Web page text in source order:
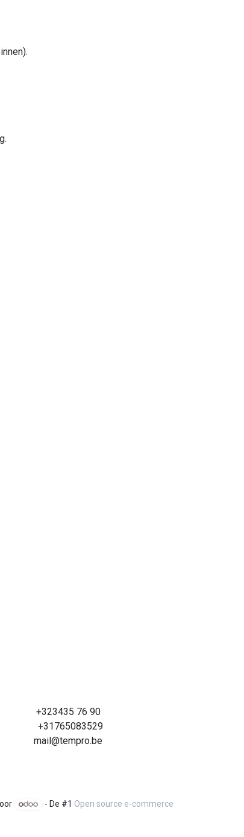
+323435 76 90
+31765083529
mail@tempro.be
- De #1 Open source e-commerce